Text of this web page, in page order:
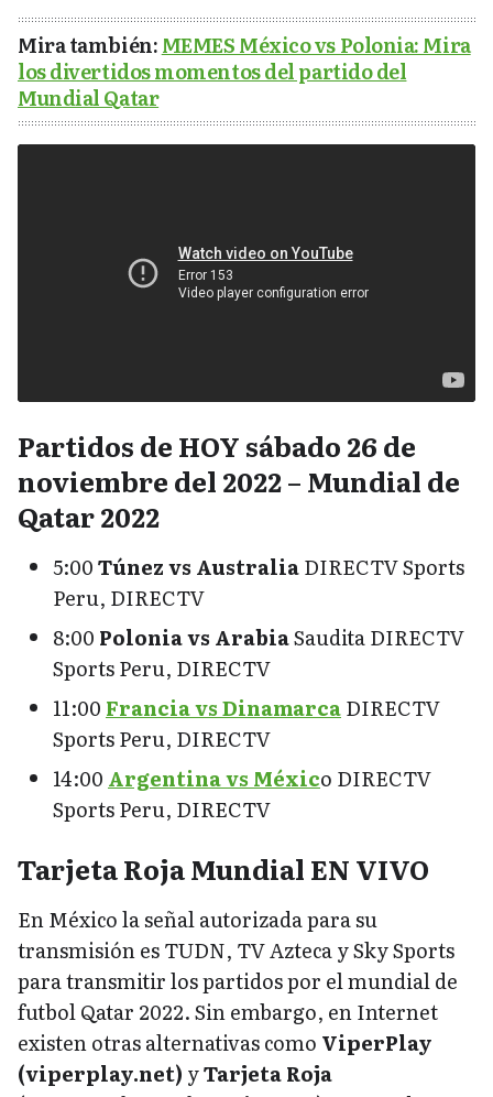
Mira también:MEMES México vs Polonia: Mira
los divertidos momentos del partido del
Mundial Qatar
Partidos de HOY sábado 26 de
noviembre del 2022 – Mundial de
Qatar 2022
5:00Túnez vs AustraliaDIRECTV Sports
Peru, DIRECTV
8:00 Polonia vs ArabiaSaudita DIRECTV
Sports Peru, DIRECTV
11:00 Francia vs DinamarcaDIRECTV
Sports Peru, DIRECTV
14:00 Argentina vs México DIRECTV
Sports Peru, DIRECTV
Tarjeta Roja Mundial EN VIVO
En México la señal autorizada para su
transmisión es TUDN, TV Azteca y Sky Sports
para transmitir los partidos por el mundial de
futbol Qatar 2022. Sin embargo, en Internet
existen otras alternativas como ViperPlay
(viperplay.net) yTarjeta Roja